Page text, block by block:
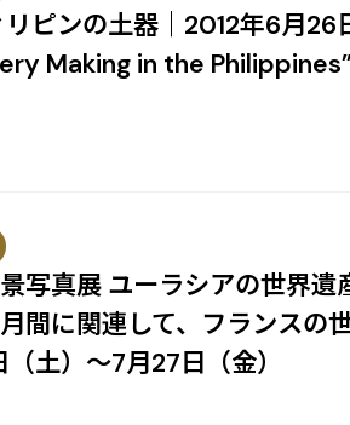
リピンの土器｜2012年6月
Making in the
写真展 ユーラシアの世界
間に関連して、フランスの
土）～7月27日（金）